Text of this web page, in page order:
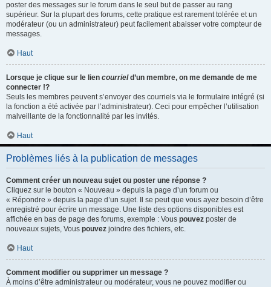
poster des messages sur le forum dans le seul but de passer au rang
supérieur. Sur la plupart des forums, cette pratique est rarement tolérée et un
modérateur (ou un administrateur) peut facilement abaisser votre compteur de
messages.
Haut
Lorsque je clique sur le lien courrield’un membre, on me demande de me
connecter !?
Seuls les membres peuvent s’envoyer des courriels via le formulaire intégré (si
la fonction a été activée par l’administrateur). Ceci pour empêcher l’utilisation
malveillante de la fonctionnalité par les invités.
Haut
Problèmes liés à la publication de messages
Comment créer un nouveau sujet ou poster une réponse ?
Cliquez sur le bouton « Nouveau » depuis la page d’un forum ou
« Répondre » depuis la page d’un sujet. Il se peut que vous ayez besoin d’être
enregistré pour écrire un message. Une liste des options disponibles est
affichée en bas de page des forums, exemple : Vous pouvez poster de
nouveaux sujets, Vous pouvez joindre des fichiers, etc.
Haut
Comment modifier ou supprimer un message ?
À moins d’être administrateur ou modérateur, vous ne pouvez modifier ou